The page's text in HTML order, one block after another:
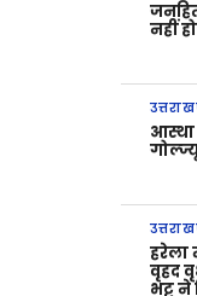
नहीं
आस्था
हरेला
वृहद
भट्ट ने